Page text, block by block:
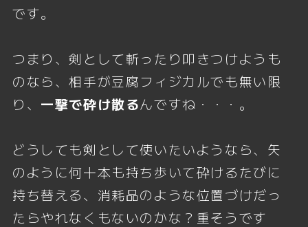
です。
つまり、剣として斬ったり叩きつけようも
のなら、相手が豆腐フィジカルでも無い限
り、 一撃で砕け散るんですね・・・。
どうしても剣として使いたいようなら、矢
のように何十本も持ち歩いて砕けるたびに
持ち替える、消耗品のような位置づけだっ
たらやれなくもないのかな？重そうです